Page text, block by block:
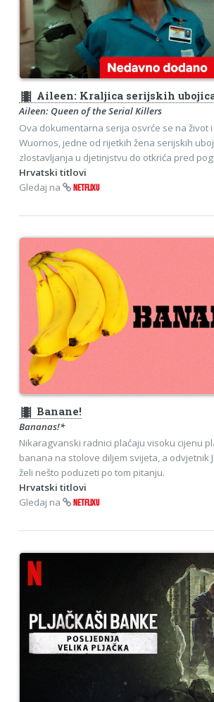
theaters Aileen: Kraljica serijskih
Aileen: Queen of the Serial Killers
Ova dokumentarna serija osvrće se na život
Wuornos, jedne od rijetkih žena serijskih
zlostavljanja u djetinjstvu do otkrića pred
Hrvatski titlovi
Gledaj na
NETFLIXU
theaters Banane!
Bananas!*
Nikaragvanski radnici plaćaju visoku cijenu
banana na stolove diljem svijeta, a odvjetnik
želi nešto poduzeti po tom pitanju.
Hrvatski titlovi
Gledaj na
NETFLIXU